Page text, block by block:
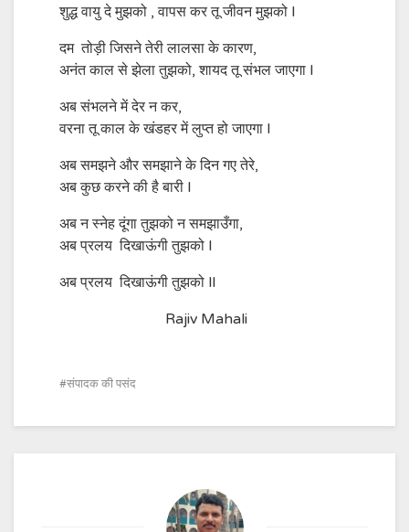
शुद्ध वायु दे मुझको , वापस कर तू जीवन मुझको l
दम तोड़ी जिसने तेरी लालसा के कारण,
अनंत काल से झेला तुझको, शायद तू संभल जाएगा l
अब संभलने में देर न कर,
वरना तू काल के खंडहर में लुप्त हो जाएगा l
अब समझने और समझाने के दिन गए तेरे,
अब कुछ करने की है बारी l
अब न स्नेह दूंगा तुझको न समझाउँगा,
अब प्रलय दिखाऊंगी तुझको l
अब प्रलय दिखाऊंगी तुझको ll
Rajiv Mahali
संपादक की पसंद